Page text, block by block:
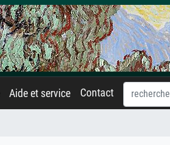
Aide et service Contact